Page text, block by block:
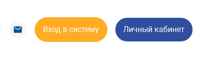
Вход в систему Личный кабинет